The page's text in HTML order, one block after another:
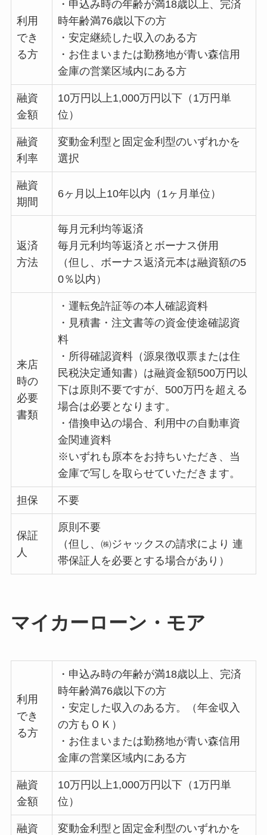
利用
でき
る方
・申込み時の年齢が満18歳以上、完済
時年齢満76歳以下の方
・安定継続した収入のある方
・お住まいまたは勤務地が青い森信用
金庫の営業区域内にある方
融資
金額
10万円以上1,000万円以下（1万円単
位）
融資
利率
変動金利型と固定金利型のいずれかを
選択
融資
期間
6ヶ月以上10年以内（1ヶ月単位）
返済
方法
毎月元利均等返済
毎月元利均等返済とボーナス併用
（但し、ボーナス返済元本は融資額の5
0％以内）
来店
時の
必要
書類
・運転免許証等の本人確認資料
・見積書・注文書等の資金使途確認資
料
・所得確認資料（源泉徴収票または住
民税決定通知書）は融資金額500万円以
下は原則不要ですが、500万円を超える
場合は必要となります。
・借換申込の場合、利用中の自動車資
金関連資料
※いずれも原本をお持ちいただき、当
金庫で写しを取らせていただきます。
担保 不要
保証
人
原則不要
（但し、㈱ジャックスの請求により 連
帯保証人を必要とする場合があり）
マイカーローン・モア
利用
でき
る方
・申込み時の年齢が満18歳以上、完済
時年齢満76歳以下の方
・安定した収入のある方。（年金収入
の方もＯＫ）
・お住まいまたは勤務地が青い森信用
金庫の営業区域内にある方
融資
金額
10万円以上1,000万円以下（1万円単
位）
融資
変動金利型と固定金利型のいずれかを